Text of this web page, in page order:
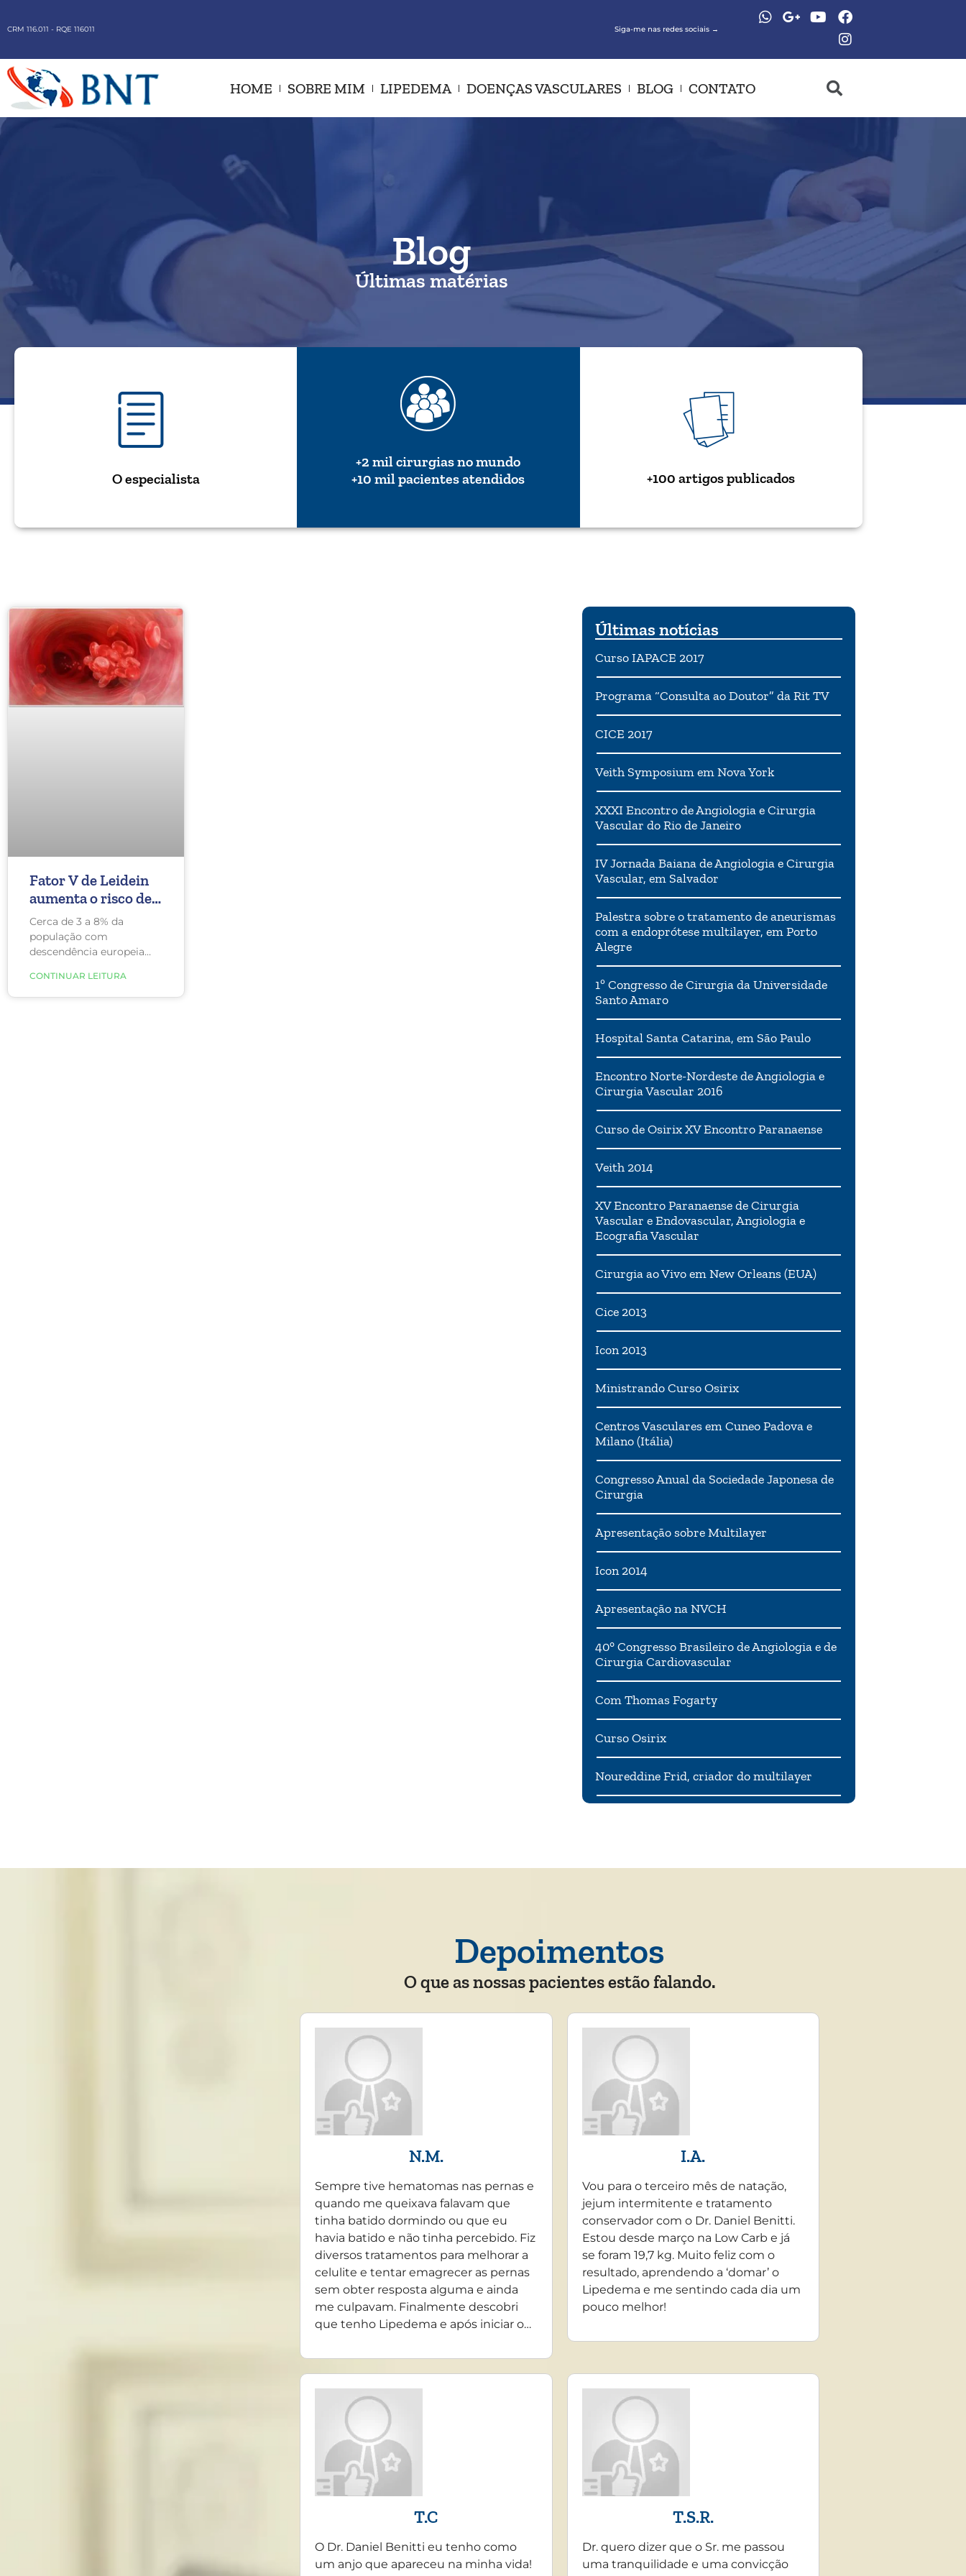
CRM 116.011 - RQE 116011 Siga-me nas redes sociais →
HOME SOBRE MIM LIPEDEMA DOENÇAS VASCULARES BLOG CONTATO
Blog
Últimas matérias
O especialista
+2 mil cirurgias no mundo
+10 mil pacientes atendidos
+100 artigos publicados
Fator V de Leidein
aumenta o risco de
trombose e é mais
comum do que você
imagina
Cerca de 3 a 8% da
população com
descendência europeia
Leiden – mutação
genética que tem a
CONTINUAR LEITURA
Últimas notícias
Curso IAPACE 2017
Programa “Consulta ao Doutor” da Rit TV
CICE 2017
Veith Symposium em Nova York
XXXI Encontro de Angiologia e Cirurgia
Vascular do Rio de Janeiro
IV Jornada Baiana de Angiologia e Cirurgia
Vascular, em Salvador
Palestra sobre o tratamento de aneurismas
com a endoprótese multilayer, em Porto
Alegre
1º Congresso de Cirurgia da Universidade
Santo Amaro
Hospital Santa Catarina, em São Paulo
Encontro Norte-Nordeste de Angiologia e
Cirurgia Vascular 2016
Curso de Osirix XV Encontro Paranaense
Veith 2014
XV Encontro Paranaense de Cirurgia
Vascular e Endovascular, Angiologia e
Ecografia Vascular
Cirurgia ao Vivo em New Orleans (EUA)
Cice 2013
Icon 2013
Ministrando Curso Osirix
Centros Vasculares em Cuneo Padova e
Milano (Itália)
Congresso Anual da Sociedade Japonesa de
Cirurgia
Apresentação sobre Multilayer
Icon 2014
Apresentação na NVCH
40° Congresso Brasileiro de Angiologia e de
Cirurgia Cardiovascular
Com Thomas Fogarty
Curso Osirix
Noureddine Frid, criador do multilayer
Depoimentos
O que as nossas pacientes estão falando.
N.M.
Sempre tive hematomas nas pernas e
quando me queixava falavam que
tinha batido dormindo ou que eu
havia batido e não tinha percebido. Fiz
diversos tratamentos para melhorar a
celulite e tentar emagrecer as pernas
sem obter resposta alguma e ainda
me culpavam. Finalmente descobri
que tenho Lipedema e após iniciar o…
I.A.
Vou para o terceiro mês de natação,
jejum intermitente e tratamento
conservador com o Dr. Daniel Benitti.
Estou desde março na Low Carb e já
se foram 19,7 kg. Muito feliz com o
resultado, aprendendo a ‘domar’ o
Lipedema e me sentindo cada dia um
pouco melhor!
T.C
O Dr. Daniel Benitti eu tenho como
um anjo que apareceu na minha vida!
T.S.R.
Dr. quero dizer que o Sr. me passou
uma tranquilidade e uma convicção